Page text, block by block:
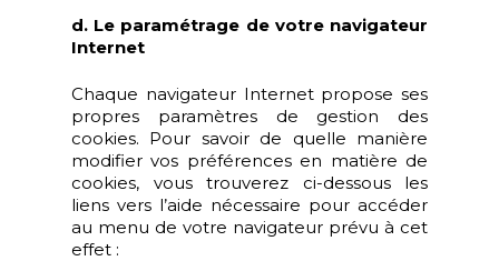
d. Le paramétrage de votre navigateur
Internet
Chaque navigateur Internet propose ses
propres paramètres de gestion des
cookies. Pour savoir de quelle manière
modifier vos préférences en matière de
cookies, vous trouverez ci-dessous les
liens vers l’aide nécessaire pour accéder
au menu de votre navigateur prévu à cet
effet :